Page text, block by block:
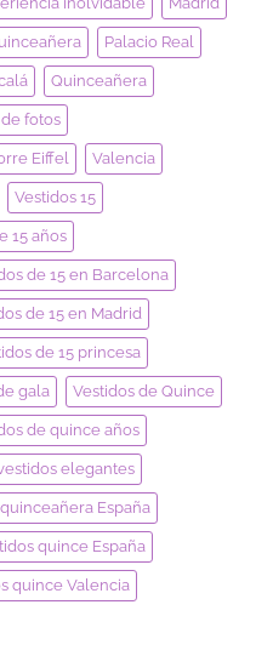
Palacio Real
Quinceañera
fotos
Eiffel Valencia
Vestidos 15
15 años
de 15 en Barcelona
de 15 en Madrid
de 15 princesa
gala Vestidos de Quince
de quince años
elegantes
España
quince España
quince Valencia